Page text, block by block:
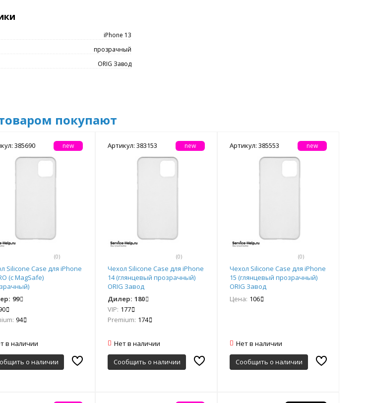
iPhone 13
прозрачный
ORIG Завод
покупают
385690
(0)
new
Silicone Case для iPhone
(с MagSafe)
99
94
в наличии
о наличии
Артикул: 383153
(0)
new
Чехол Silicone Case для iPhone
14 (глянцевый прозрачный)
ORIG Завод
Дилер: 180
VIP: 177
Premium: 174
Нет в наличии
Сообщить о наличии
Артикул: 385553
(0)
new
Чехол Silicone Case для iPhone
15 (глянцевый прозрачный)
ORIG Завод
Цена: 106
Нет в наличии
Сообщить о наличии